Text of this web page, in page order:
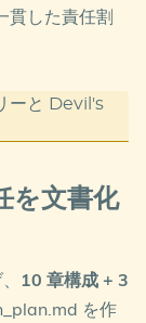
キル豊富化に
8 件：
。中でも
貫した責任割
ーと Devil's
域（Policy
ータガバナ
・漏れを可
を文書化
10 章構成 + 3
を作